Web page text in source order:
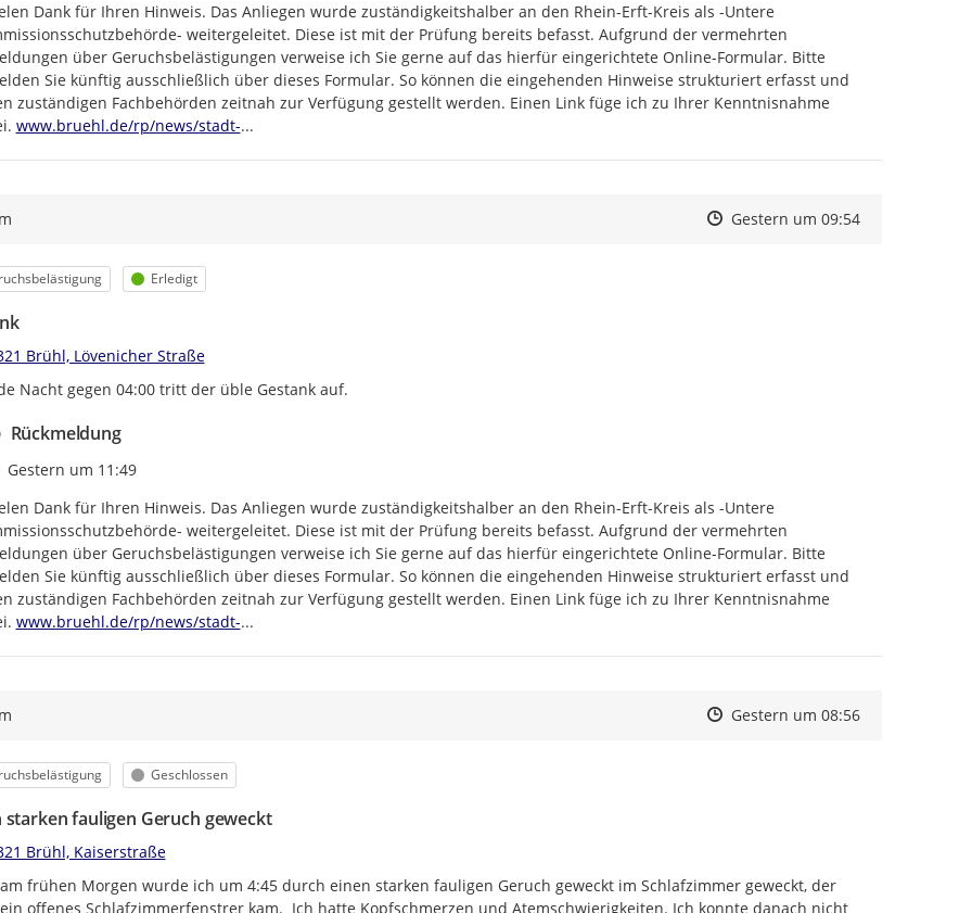
Dank für Ihren Hinweis. Das Anliegen wurde zuständigkeitshalber an den Rhein-Erft-Kreis als -Untere
weitergeleitet. Diese ist mit der Prüfung bereits befasst. Aufgrund der vermehrten
über Geruchsbelästigungen verweise ich Sie gerne auf das hierfür eingerichtete Online-Formular. Bitte
Sie künftig ausschließlich über dieses Formular. So können die eingehenden Hinweise strukturiert erfasst und
zuständigen Fachbehörden zeitnah zur Verfügung gestellt werden. Einen Link füge ich zu Ihrer Kenntnisnahme
https://
www.bruehl.de/rp/news/stadt-bruehl-richtet-online-formular-fuer-meldungen-zu-geruchsbelaestigungen-ein.php
...
Zeitpunkt des Erstellens
Zeitpunkt des Erstellens
Gestern um 09:54Zur Äußerung
Status
Erledigt
Brühl, Lövenicher Straße
Nacht gegen 04:00 tritt der üble Gestank auf.
Rückmeldung
Zeitpunkt des Erstellens
Gestern um 11:49
Dank für Ihren Hinweis. Das Anliegen wurde zuständigkeitshalber an den Rhein-Erft-Kreis als -Untere
weitergeleitet. Diese ist mit der Prüfung bereits befasst. Aufgrund der vermehrten
über Geruchsbelästigungen verweise ich Sie gerne auf das hierfür eingerichtete Online-Formular. Bitte
Sie künftig ausschließlich über dieses Formular. So können die eingehenden Hinweise strukturiert erfasst und
zuständigen Fachbehörden zeitnah zur Verfügung gestellt werden. Einen Link füge ich zu Ihrer Kenntnisnahme
https://
www.bruehl.de/rp/news/stadt-bruehl-richtet-online-formular-fuer-meldungen-zu-geruchsbelaestigungen-ein.php
...
Zeitpunkt des Erstellens
Zeitpunkt des Erstellens
Gestern um 08:56Zur Äußerung
Status
Geschlossen
starken fauligen Geruch geweckt
Brühl, Kaiserstraße
frühen Morgen wurde ich um 4:45 durch einen starken fauligen Geruch geweckt im Schlafzimmer geweckt, der
offenes Schlafzimmerfenstrer kam.  Ich hatte Kopfschmerzen und Atemschwierigkeiten. Ich konnte danach nicht